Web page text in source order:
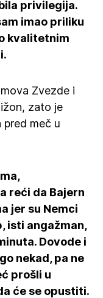
privilegija.
imao priliku
kvalitetnim
Zvezde i
zato je
meč u
reći da Bajern
jer su Nemci
isti angažman,
Dovode i
nekad, pa ne
prošli u
će se opustiti.